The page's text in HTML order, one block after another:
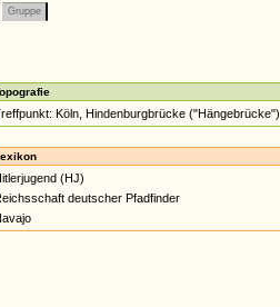
Gruppe
Köln, Hindenburgbrücke ("Hängebrücke")
(HJ)
deutscher Pfadfinder